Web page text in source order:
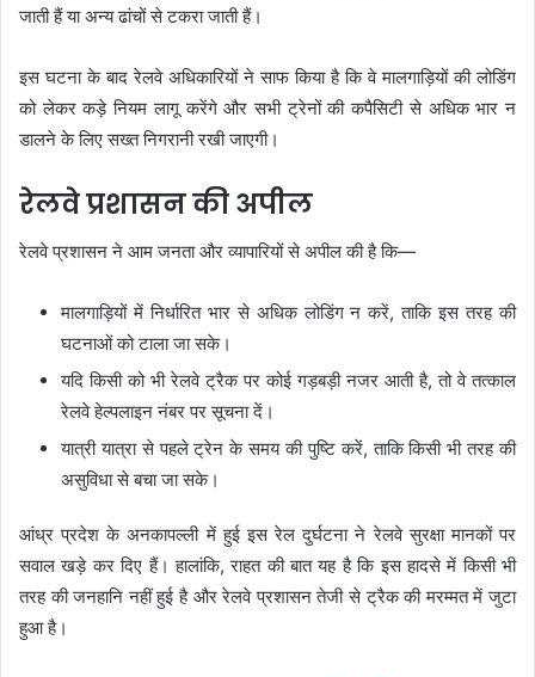
जाती हैं या अन्य ढांचों से टकरा जाती हैं।
इस घटना के बाद रेलवे अधिकारियों ने साफ किया है कि वे मालगाड़ियों की लोडिंग
को लेकर कड़े नियम लागू करेंगे और सभी ट्रेनों की कपैसिटी से अधिक भार न
डालने के लिए सख्त निगरानी रखी जाएगी।
रेलवे प्रशासन की अपील
रेलवे प्रशासन ने आम जनता और व्यापारियों से अपील की है कि—
मालगाड़ियों में निर्धारित भार से अधिक लोडिंग न करें, ताकि इस तरह की
घटनाओं को टाला जा सके।
यदि किसी को भी रेलवे ट्रैक पर कोई गड़बड़ी नजर आती है, तो वे तत्काल
रेलवे हेल्पलाइन नंबर पर सूचना दें।
यात्री यात्रा से पहले ट्रेन के समय की पुष्टि करें, ताकि किसी भी तरह की
असुविधा से बचा जा सके।
आंध्र प्रदेश के अनकापल्ली में हुई इस रेल दुर्घटना ने रेलवे सुरक्षा मानकों पर
सवाल खड़े कर दिए हैं। हालांकि, राहत की बात यह है कि इस हादसे में किसी भी
तरह की जनहानि नहीं हुई है और रेलवे प्रशासन तेजी से ट्रैक की मरम्मत में जुटा
हुआ है।